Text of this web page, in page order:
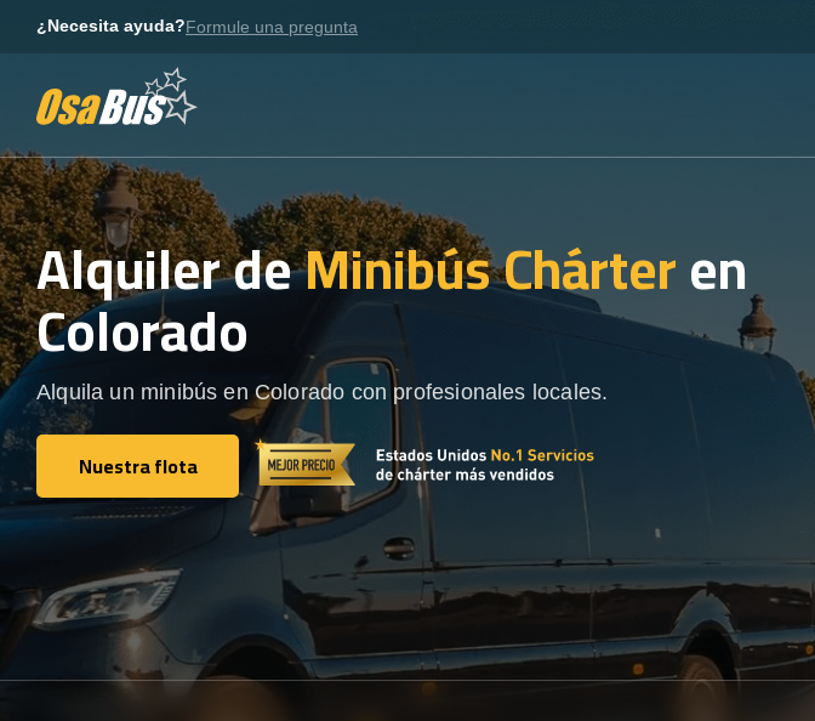
¿Necesita ayuda?Formule una pregunta
Alquiler deMinibús Chárteren
Colorado
Alquila un minibús en Colorado con profesionales locales.
Nuestra flota
Nuestra flota